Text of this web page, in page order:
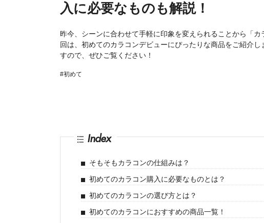
入に必要なものも解説！
昨今、シーンに合わせて手軽に印象を変えられることから「
回は、初めてのカラコンデビューにぴったりな商品をご紹介
すので、ぜひご覧ください！
#初めて
Index
そもそもカラコンの仕組みは？
初めてのカラコン購入に必要なものとは？
初めてのカラコンの選び方とは？
初めてのカラコンにおすすめの商品一覧！